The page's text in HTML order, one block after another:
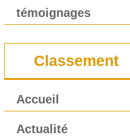
témoignages
Classement
Accueil
Actualité